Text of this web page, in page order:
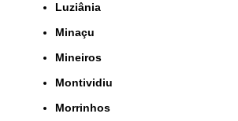
Luziânia
Minaçu
Mineiros
Montividiu
Morrinhos